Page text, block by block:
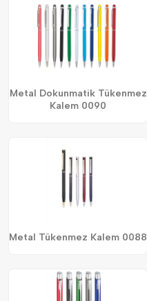
Metal Dokunmatik Tükenmez
Kalem 0090
Metal Tükenmez Kalem 0088